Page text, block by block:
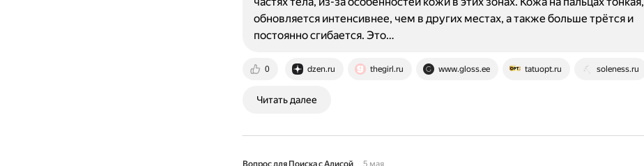
0 dzen.ru thegirl.ru www.gloss.ee tatuopt.ru soleness.ru
обновляется интенсивнее, чем в других местах, а также больше трётся и
постоянно сгибается. Это…
Читать далее
Вопрос для Поиска с Алисой
5 мая